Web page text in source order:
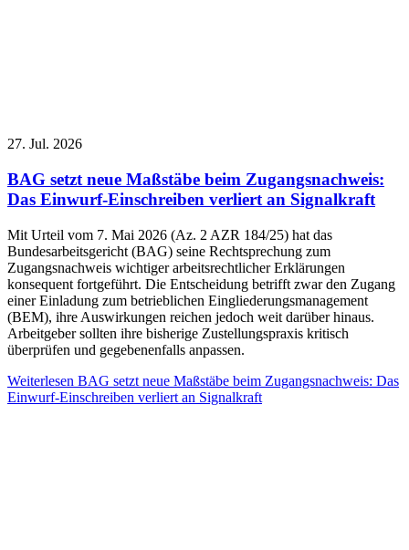
27. Jul. 2026
BAG setzt neue Maßstäbe beim Zugangsnachweis:
Das Einwurf-Einschreiben verliert an Signalkraft
Mit Urteil vom 7. Mai 2026 (Az. 2 AZR 184/25) hat das
Bundesarbeitsgericht (BAG) seine Rechtsprechung zum
Zugangsnachweis wichtiger arbeitsrechtlicher Erklärungen
konsequent fortgeführt. Die Entscheidung betrifft zwar den Zugang
einer Einladung zum betrieblichen Eingliederungsmanagement
(BEM), ihre Auswirkungen reichen jedoch weit darüber hinaus.
Arbeitgeber sollten ihre bisherige Zustellungspraxis kritisch
überprüfen und gegebenenfalls anpassen.
Weiterlesen BAG setzt neue Maßstäbe beim Zugangsnachweis: Das
Einwurf-Einschreiben verliert an Signalkraft